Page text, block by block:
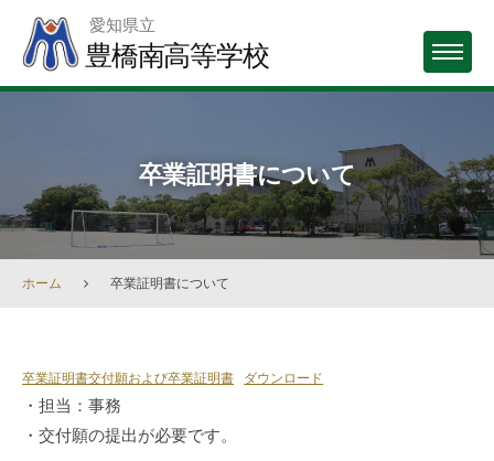
content
愛知県立
豊橋南高等学校 MENU
卒業証明書について
ホーム 卒業証明書について
卒
業
証
卒業証明書交付願および卒業証明書 ダウンロード
・担当：事務
・交付願の提出が必要です。